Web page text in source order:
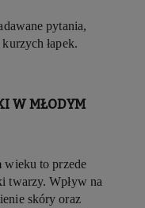
pytania,
łapek.
W MŁODYM
wieku to przede
twarzy. Wpływ na
skóry oraz